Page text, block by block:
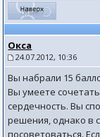
Окса
24.07.2012, 10:36
Вы набрали 15
Вы умеете
сердечность. Вы
решения, однако в
посоветоваться.